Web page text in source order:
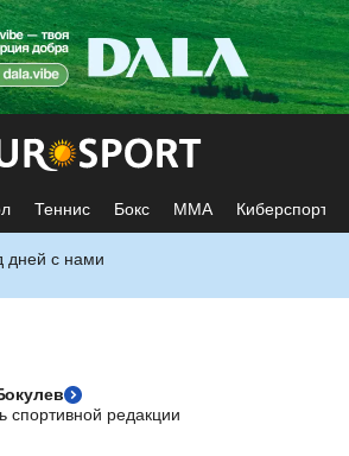
Теннис Бокс ММА Киберспорт
дней с нами
спортивной редакции